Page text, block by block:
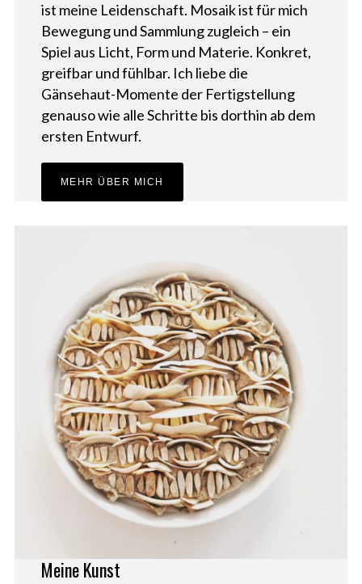
ist meine Leidenschaft. Mosaik ist für mich
Bewegung und Sammlung zugleich – ein
Spiel aus Licht, Form und Materie. Konkret,
greifbar und fühlbar. Ich liebe die
Gänsehaut-Momente der Fertigstellung
genauso wie alle Schritte bis dorthin ab dem
ersten Entwurf.
MEHR ÜBER MICH
Meine Kunst